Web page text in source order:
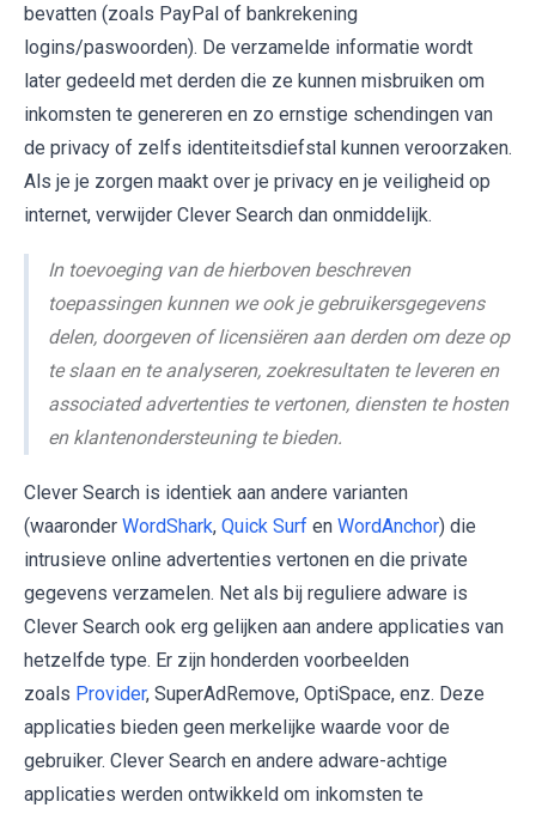
bevatten (zoals PayPal of bankrekening
logins/paswoorden). De verzamelde informatie wordt
later gedeeld met derden die ze kunnen misbruiken om
inkomsten te genereren en zo ernstige schendingen van
de privacy of zelfs identiteitsdiefstal kunnen veroorzaken.
Als je je zorgen maakt over je privacy en je veiligheid op
internet, verwijder Clever Search dan onmiddelijk.
In toevoeging van de hierboven beschreven
toepassingen kunnen we ook je gebruikersgegevens
delen, doorgeven of licensiëren aan derden om deze op
te slaan en te analyseren, zoekresultaten te leveren en
associated advertenties te vertonen, diensten te hosten
en klantenondersteuning te bieden.
Clever Search is identiek aan andere varianten
(waaronder WordShark, Quick Surf en WordAnchor) die
intrusieve online advertenties vertonen en die private
gegevens verzamelen. Net als bij reguliere adware is
Clever Search ook erg gelijken aan andere applicaties van
hetzelfde type. Er zijn honderden voorbeelden
zoals Provider, SuperAdRemove, OptiSpace, enz. Deze
applicaties bieden geen merkelijke waarde voor de
gebruiker. Clever Search en andere adware-achtige
applicaties werden ontwikkeld om inkomsten te